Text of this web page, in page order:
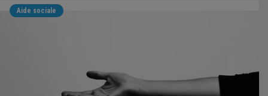
Aide sociale